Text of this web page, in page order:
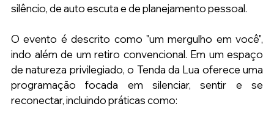
silêncio, de auto escuta e de planejamento pessoal.
O evento é descrito como "um mergulho em você",
indo além de um retiro convencional. Em um espaço
de natureza privilegiado, o Tenda da Lua oferece uma
programação focada em silenciar, sentir e se
reconectar, incluindo práticas como: